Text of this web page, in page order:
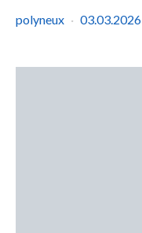
polyneux 03.03.2026